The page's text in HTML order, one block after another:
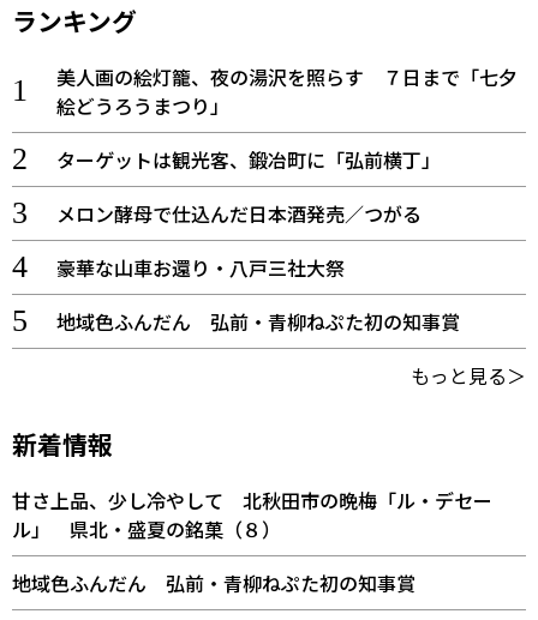
ランキング
美人画の絵灯籠、夜の湯沢を照らす ７日まで「七夕
絵どうろうまつり」
ターゲットは観光客、鍛冶町に「弘前横丁」
メロン酵母で仕込んだ日本酒発売／つがる
豪華な山車お還り・八戸三社大祭
地域色ふんだん 弘前・青柳ねぷた初の知事賞
もっと見る＞
新着情報
甘さ上品、少し冷やして 北秋田市の晩梅「ル・デセー
ル」 県北・盛夏の銘菓（８）
地域色ふんだん 弘前・青柳ねぷた初の知事賞